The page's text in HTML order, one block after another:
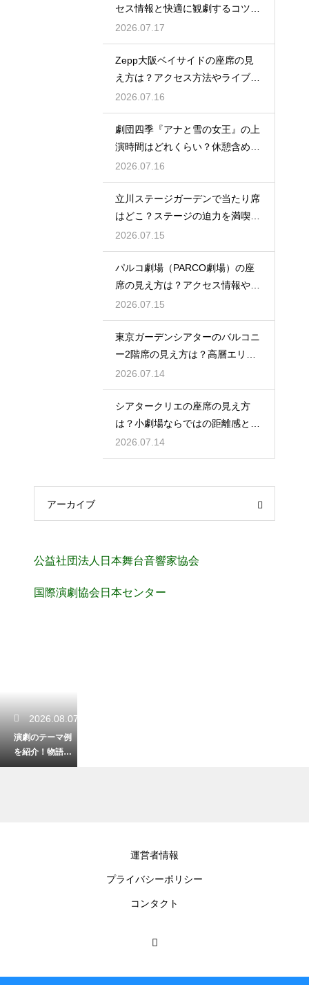
セス情報と快適に観劇するコツを
事前にチェック
2026.07.17
Zepp大阪ベイサイドの座席の見
え方は？アクセス方法やライブを
楽しむポイントを紹介
2026.07.16
劇団四季『アナと雪の女王』の上
演時間はどれくらい？休憩含めた
公演の長さを解説
2026.07.16
立川ステージガーデンで当たり席
はどこ？ステージの迫力を満喫で
きるベストポジションを紹介
2026.07.15
パルコ劇場（PARCO劇場）の座
席の見え方は？アクセス情報や劇
場の特徴も徹底紹介
2026.07.15
東京ガーデンシアターのバルコニ
ー2階席の見え方は？高層エリア
からの視界と音響をチェック
2026.07.14
シアタークリエの座席の見え方
は？小劇場ならではの距離感と見
やすさを解説
2026.07.14
アーカイブ
公益社団法人日本舞台音響家協会
国際演劇協会日本センター
2026.08.07
演劇のテーマ例
を紹介！物語の
核が見つかる発
運営者情報
プライバシーポリシー
コンタクト